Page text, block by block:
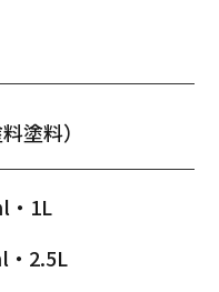
塗料）
・1L
・2.5L